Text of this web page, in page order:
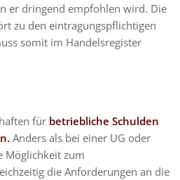
er dringend empfohlen wird. Die
zu den eintragungspflichtigen
somit im Handelsregister
für betriebliche Schulden
Anders als bei einer UG oder
Möglichkeit zum
die Anforderungen an die